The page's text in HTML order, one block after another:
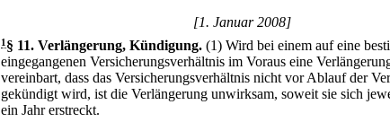
[1. Januar 2008]
1 § 11. Verlängerung, Kündigung. (1) Wird bei einem auf eine
eingegangenen Versicherungsverhältnis im Voraus eine
vereinbart, dass das Versicherungsverhältnis nicht vor Ablauf der
gekündigt wird, ist die Verlängerung unwirksam, soweit sie sich
ein Jahr erstreckt.